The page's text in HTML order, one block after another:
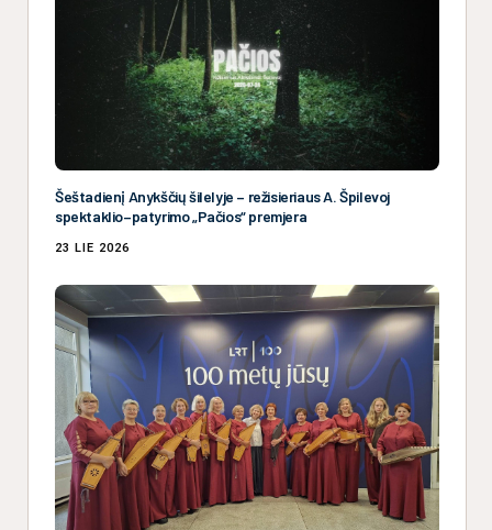
Šeštadienį Anykščių šilelyje – režisieriaus A. Špilevoj
spektaklio–patyrimo „Pačios“ premjera
23 LIE 2026